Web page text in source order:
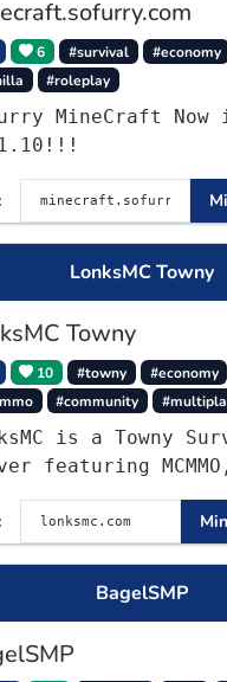
6 #survival #economy
#roleplay
MineCraft Now
LonksMC Towny
Towny
10 #towny #economy
#community
is a Towny
featuring
events. We
community,
gameplay.
BagelSMP